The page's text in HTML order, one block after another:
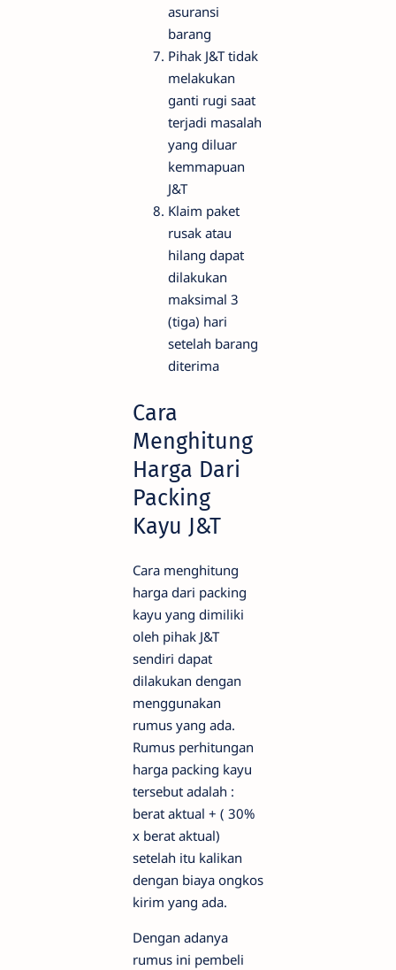
asuransi
barang
Pihak J&T tidak
melakukan
ganti rugi saat
terjadi masalah
yang diluar
kemmapuan
J&T
Klaim paket
rusak atau
hilang dapat
dilakukan
maksimal 3
(tiga) hari
setelah barang
diterima
Cara
Menghitung
Harga Dari
Packing
Kayu J&T
Cara menghitung
harga dari packing
kayu yang dimiliki
oleh pihak J&T
sendiri dapat
dilakukan dengan
menggunakan
rumus yang ada.
Rumus perhitungan
harga packing kayu
tersebut adalah :
berat aktual + ( 30%
x berat aktual)
setelah itu kalikan
dengan biaya ongkos
kirim yang ada.
Dengan adanya
rumus ini pembeli